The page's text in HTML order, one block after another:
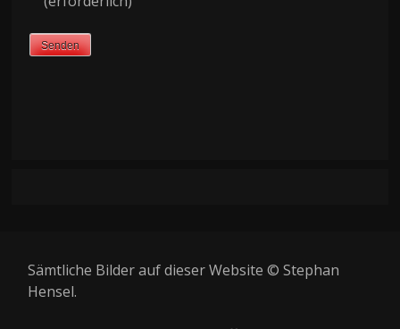
Sämtliche Bilder auf dieser Website © Stephan
Hensel.